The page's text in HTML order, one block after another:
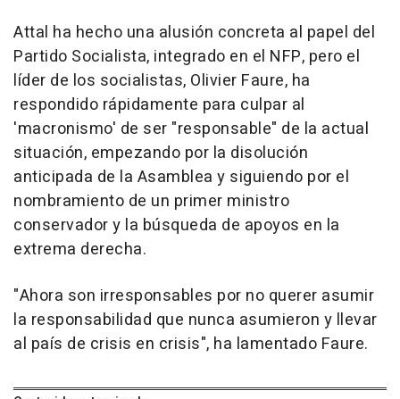
Attal ha hecho una alusión concreta al papel del
Partido Socialista, integrado en el NFP, pero el
líder de los socialistas, Olivier Faure, ha
respondido rápidamente para culpar al
'macronismo' de ser "responsable" de la actual
situación, empezando por la disolución
anticipada de la Asamblea y siguiendo por el
nombramiento de un primer ministro
conservador y la búsqueda de apoyos en la
extrema derecha.
"Ahora son irresponsables por no querer asumir
la responsabilidad que nunca asumieron y llevar
al país de crisis en crisis", ha lamentado Faure.